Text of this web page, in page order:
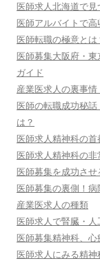
ー
シ
ョ
医師求人北海道で
医師アルバイトで
医師転職の極意とは
医師募集大阪府・
ガイド
産業医求人の裏事
医師の転職成功秘
は？
医師求人精神科の
医師求人精神科の
医師募集を成功さ
医師募集の裏側！
産業医求人の種類
医師求人で腎臓・
医師募集精神科、
医師求人にみる精